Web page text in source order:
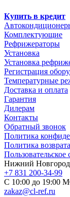
Купить в кредит
Комплектующие
Рефрижераторы
Установка
Установка
Регистрация
Температурные
Доставка и оплата
Гарантия
Дилерам
Контакты
Обратный звонок
Политика
Политика возврата
Пользовательское
Нижний Новгород
+7 831 200-34-99
С 10:00 до 19:00
zakaz@cl-ref.ru